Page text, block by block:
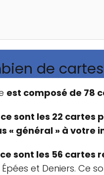
de
est composé de 78
ce sont les 22 cartes
« général » à votre
ce sont les 56 cartes
et Deniers. Ce